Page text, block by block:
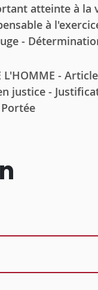
atteinte à la
à
-
L'HOMME -
justice -